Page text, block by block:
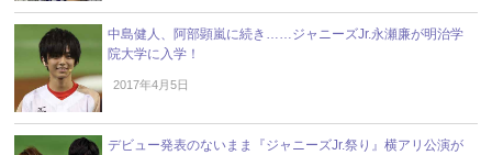
中島健人、阿部顕嵐に続き……ジャニーズJr.永瀬廉が明治学
院大学に入学！
2017年4月5日
デビュー発表のないまま『ジャニーズJr.祭り』横アリ公演が